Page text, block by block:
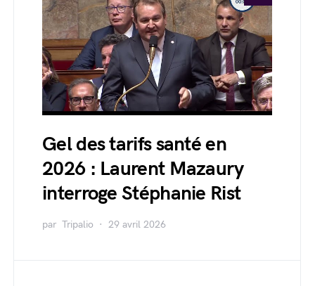
Gel des tarifs santé en
2026 : Laurent Mazaury
interroge Stéphanie Rist
par Tripalio 29 avril 2026